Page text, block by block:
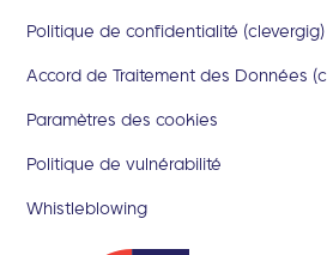
Politique de confidentialité (clevergig)
Accord de Traitement des Données
Paramètres des cookies
Politique de vulnérabilité
Whistleblowing